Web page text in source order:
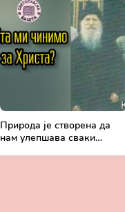
Природа је створена да
нам улепшава сваки